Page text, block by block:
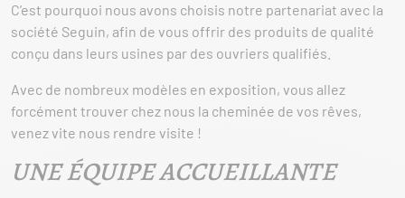
C’est pourquoi nous avons choisis notre partenariat avec la
société Seguin, afin de vous offrir des produits de qualité
conçu dans leurs usines par des ouvriers qualifiés.
Avec de nombreux modèles en exposition, vous allez
forcément trouver chez nous la cheminée de vos rêves,
venez vite nous rendre visite !
UNE ÉQUIPE ACCUEILLANTE